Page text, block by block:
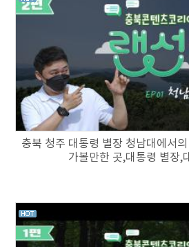
충북 청주 대통령 별장 청남대에서
가볼만한 곳,대통령 별장,